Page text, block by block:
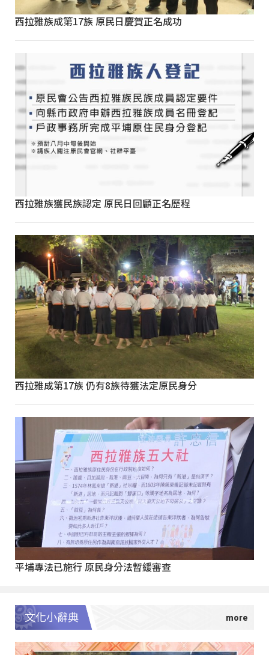
西拉雅族成第17族 原民日慶賀正名成功
西拉雅族獲民族認定 原民日回顧正名歷程
西拉雅成第17族 仍有8族待獲法定原民身分
平埔專法已施行 原民身分法暫緩審查
文化小辭典